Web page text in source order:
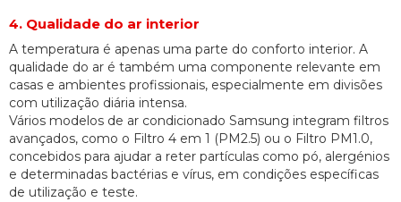
4. Qualidade do ar interior
A temperatura é apenas uma parte do conforto interior. A
qualidade do ar é também uma componente relevante em
casas e ambientes profissionais, especialmente em divisões
com utilização diária intensa.
Vários modelos de ar condicionado Samsung integram filtros
avançados, como o Filtro 4 em 1 (PM2.5) ou o Filtro PM1.0,
concebidos para ajudar a reter partículas como pó, alergénios
e determinadas bactérias e vírus, em condições específicas
de utilização e teste.